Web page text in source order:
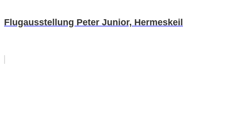
Flugausstellung Peter Junior, Hermeskeil